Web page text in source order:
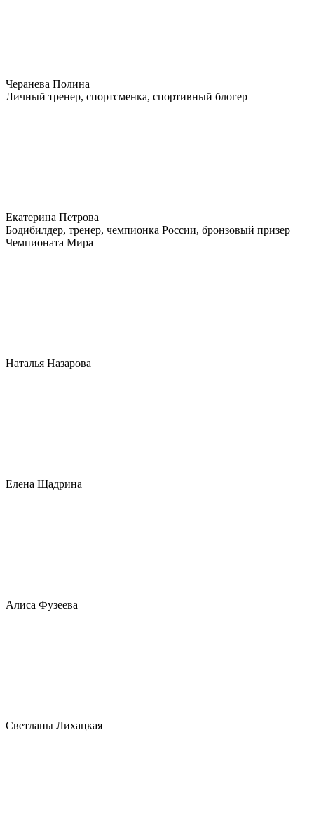
Черанева Полина
Личный тренер, спортсменка, спортивный блогер
Екатерина Петрова
Бодибилдер, тренер, чемпионка России, бронзовый призер
Чемпионата Мира
Наталья Назарова
Елена Щадрина
Алиса Фузеева
Светланы Лихацкая